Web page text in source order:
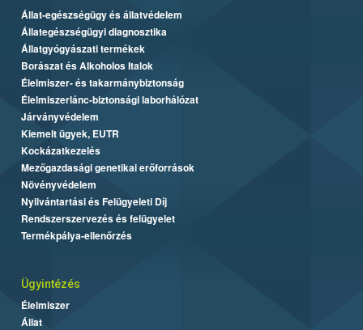
Állat-egészségügy és állatvédelem
Állategészségügyi diagnosztika
Állatgyógyászati termékek
Borászat és Alkoholos Italok
Élelmiszer- és takarmánybiztonság
Élelmiszerlánc-biztonsági laborhálózat
Járványvédelem
Kiemelt ügyek, EUTR
Kockázatkezelés
Mezőgazdasági genetikai erőforrások
Növényvédelem
Nyilvántartási és Felügyeleti Díj
Rendszerszervezés és felügyelet
Termékpálya-ellenőrzés
Ügyintézés
Élelmiszer
Állat